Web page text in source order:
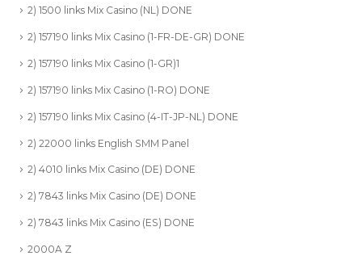
2) 1500 links Mix Casino (NL) DONE
2) 157190 links Mix Casino (1-FR-DE-GR) DONE
2) 157190 links Mix Casino (1-GR)1
2) 157190 links Mix Casino (1-RO) DONE
2) 157190 links Mix Casino (4-IT-JP-NL) DONE
2) 22000 links English SMM Panel
2) 4010 links Mix Casino (DE) DONE
2) 7843 links Mix Casino (DE) DONE
2) 7843 links Mix Casino (ES) DONE
2000A Z